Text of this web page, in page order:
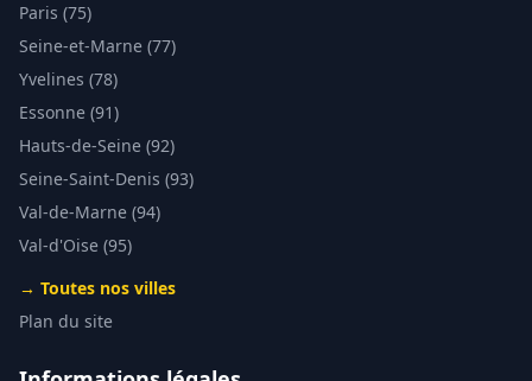
Paris (75)
Seine-et-Marne (77)
Yvelines (78)
Essonne (91)
Hauts-de-Seine (92)
Seine-Saint-Denis (93)
Val-de-Marne (94)
Val-d'Oise (95)
→ Toutes nos villes
Plan du site